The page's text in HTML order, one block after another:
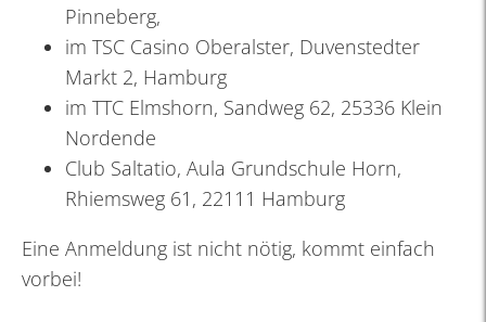
Pinneberg,
im TSC Casino Oberalster, Duvenstedter
Markt 2, Hamburg
im TTC Elmshorn, Sandweg 62, 25336 Klein
Nordende
Club Saltatio, Aula Grundschule Horn,
Rhiemsweg 61, 22111 Hamburg
Eine Anmeldung ist nicht nötig, kommt einfach
vorbei!